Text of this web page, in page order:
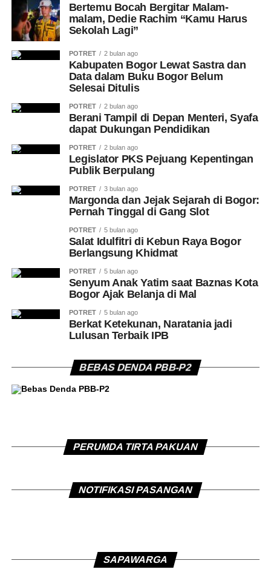
Bertemu Bocah Bergitar Malam-
malam, Dedie Rachim “Kamu Harus
Sekolah Lagi”
POTRET 2 bulan ago
Kabupaten Bogor Lewat Sastra dan
Data dalam Buku Bogor Belum
Selesai Ditulis
POTRET 2 bulan ago
Berani Tampil di Depan Menteri, Syafa
dapat Dukungan Pendidikan
POTRET 2 bulan ago
Legislator PKS Pejuang Kepentingan
Publik Berpulang
POTRET 3 bulan ago
Margonda dan Jejak Sejarah di Bogor:
Pernah Tinggal di Gang Slot
POTRET 5 bulan ago
Salat Idulfitri di Kebun Raya Bogor
Berlangsung Khidmat
POTRET 5 bulan ago
Senyum Anak Yatim saat Baznas Kota
Bogor Ajak Belanja di Mal
POTRET 5 bulan ago
Berkat Ketekunan, Naratania jadi
Lulusan Terbaik IPB
BEBAS DENDA PBB-P2
PERUMDA TIRTA PAKUAN
NOTIFIKASI PASANGAN
SAPAWARGA